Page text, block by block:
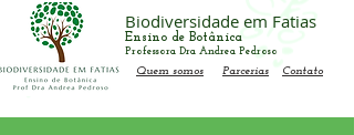
Biodiversidade em Fatias
Ensino de Botânica
Professora Dra Andrea Pedroso
Quem somos
Parcerias Contato